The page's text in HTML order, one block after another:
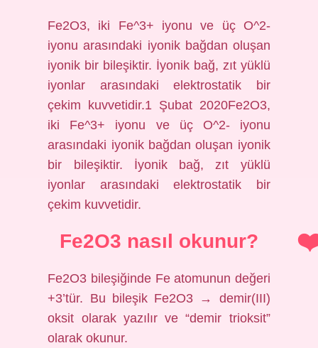
Fe2O3, iki Fe^3+ iyonu ve üç O^2-
iyonu arasındaki iyonik bağdan oluşan
iyonik bir bileşiktir. İyonik bağ, zıt yüklü
iyonlar arasındaki elektrostatik bir
çekim kuvvetidir.1 Şubat 2020Fe2O3,
iki Fe^3+ iyonu ve üç O^2- iyonu
arasındaki iyonik bağdan oluşan iyonik
bir bileşiktir. İyonik bağ, zıt yüklü
iyonlar arasındaki elektrostatik bir
çekim kuvvetidir.
Fe2O3 nasıl okunur?
Fe2O3 bileşiğinde Fe atomunun değeri
+3’tür. Bu bileşik Fe2O3 → demir(III)
oksit olarak yazılır ve “demir trioksit”
olarak okunur.